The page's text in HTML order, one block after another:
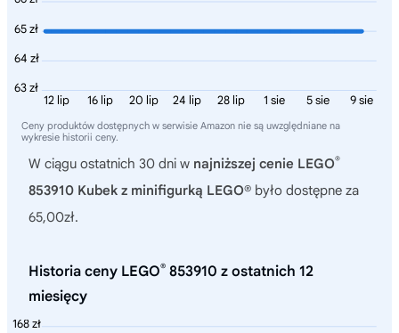
65 zł
64 zł
63 zł
9 sie
5 sie
1 sie
28 lip
24 lip
20 lip
16 lip
12 lip
Ceny produktów dostępnych w serwisie Amazon nie są uwzględniane na
wykresie historii ceny.
W ciągu ostatnich 30 dni w najniższej cenie LEGO®
853910 Kubek z minifigurką LEGO® było dostępne za
65,00zł.
Historia ceny LEGO® 853910 z ostatnich 12
miesięcy
168 zł